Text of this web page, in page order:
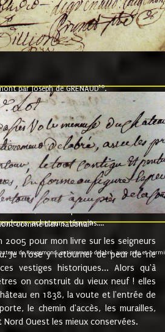
par Joseph de GRENAUD10.
le ving neuvième jour du mois de
Guillaume de Moyriat chevalier baron
irrevocablement a monseigneur monsieur
au parlement de Bourgogne, present et
la Vellière a sur ses hommes, indivisables et
le dit seigneur Baron et ses
terriers, etc... au prix de 880 livre louis
acheteurs, témoins....
comme bien national9.
de Rougemond, entierement delabré, avec près et
2005 pour mon livre sur les seigneurs
Je n'ose y retourner de peur de ne
vestiges historiques... Alors qu'à
on construit du vieux neuf ! elles
en 1838, la voute et l'entrée de
le chemin d'accès, les murailles,
Ouest les mieux conservées.